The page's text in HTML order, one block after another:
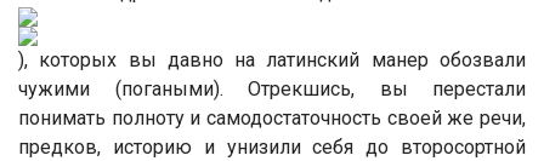
), которых вы давно на латинский манер обозвали
чужими (погаными). Отрекшись, вы перестали
понимать полноту и самодостаточность своей же речи,
предков, историю и унизили себя до второсортной